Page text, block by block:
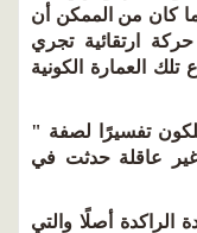
كان من الممكن أن
ارتقائية تجري
العمارة الكونية
تفسيرًا لصفة "
غير عاقلة حدثت في
الراكدة أصلًا والتي